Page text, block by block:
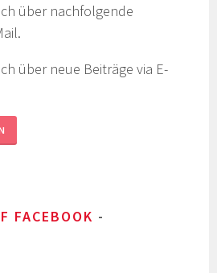
über nachfolgende
über neue Beiträge via E-
FACEBOOK